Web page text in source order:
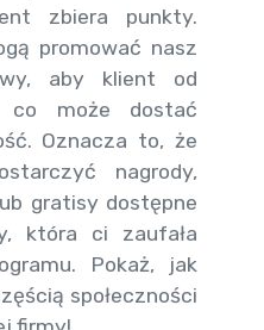
zbiera punkty.
promować nasz
aby klient od
co może dostać
Oznacza to, że
nagrody,
gratisy dostępne
która ci zaufała
Pokaż, jak
społeczności